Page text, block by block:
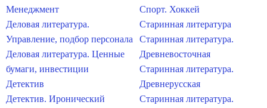
Менеджмент
Деловая литература.
Управление, подбор персонала
Деловая литература. Ценные
бумаги, инвестиции
Детектив
Детектив. Иронический
Спорт. Хоккей
Старинная литература
Старинная литература.
Древневосточная
Старинная литература.
Древнерусская
Старинная литература.